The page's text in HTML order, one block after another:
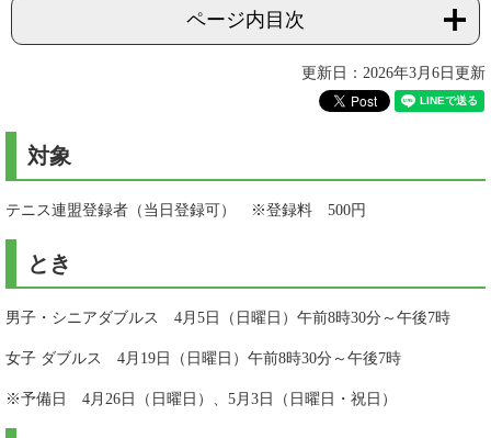
ページ内目次
更新日：2026年3月6日更新
対象
テニス連盟登録者（当日登録可） ※登録料 500円
とき
男子・シニアダブルス 4月5日（日曜日）午前8時30分～午後7時
女子 ダブルス 4月19日（日曜日）午前8時30分～午後7時
※予備日 4月26日（日曜日）、5月3日（日曜日・祝日）